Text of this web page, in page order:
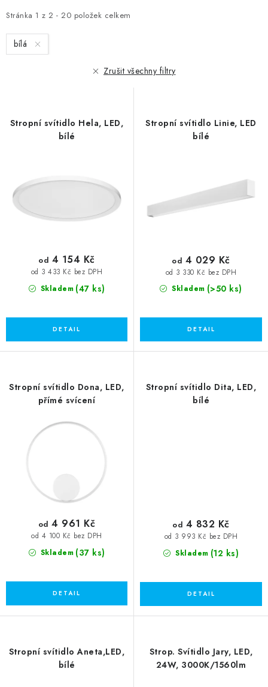
i
s
p
u
Stránka 1 z 2 - 20 položek celkem
e
n
í
d
bílá
Zrušit všechny filtry
Stropní svítidlo Hela, LED,
bílé
Skladem (47 ks)
od 3 433 Kč bez DPH
od 4 154 Kč
Stropní svítidlo Linie, LED
bílé
Skladem (>50 ks)
od 3 330 Kč bez DPH
od 4 029 Kč
Stropní svítidlo Dona, LED,
přímé svícení
Skladem (37 ks)
od 4 100 Kč bez DPH
od 4 961 Kč
Stropní svítidlo Dita, LED,
bílé
Skladem (12 ks)
od 3 993 Kč bez DPH
od 4 832 Kč
Stropní svítidlo Aneta,LED,
bílé
Strop. Svítidlo Jary, LED,
24W, 3000K/1560lm